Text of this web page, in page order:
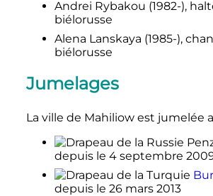
Andrei Rybakou (1982-),
biélorusse
Alena Lanskaya (1985-),
biélorusse
Jumelages
La ville de Mahiliow est jumelée
depuis le 4 septembre
depuis le 26 mars 2013